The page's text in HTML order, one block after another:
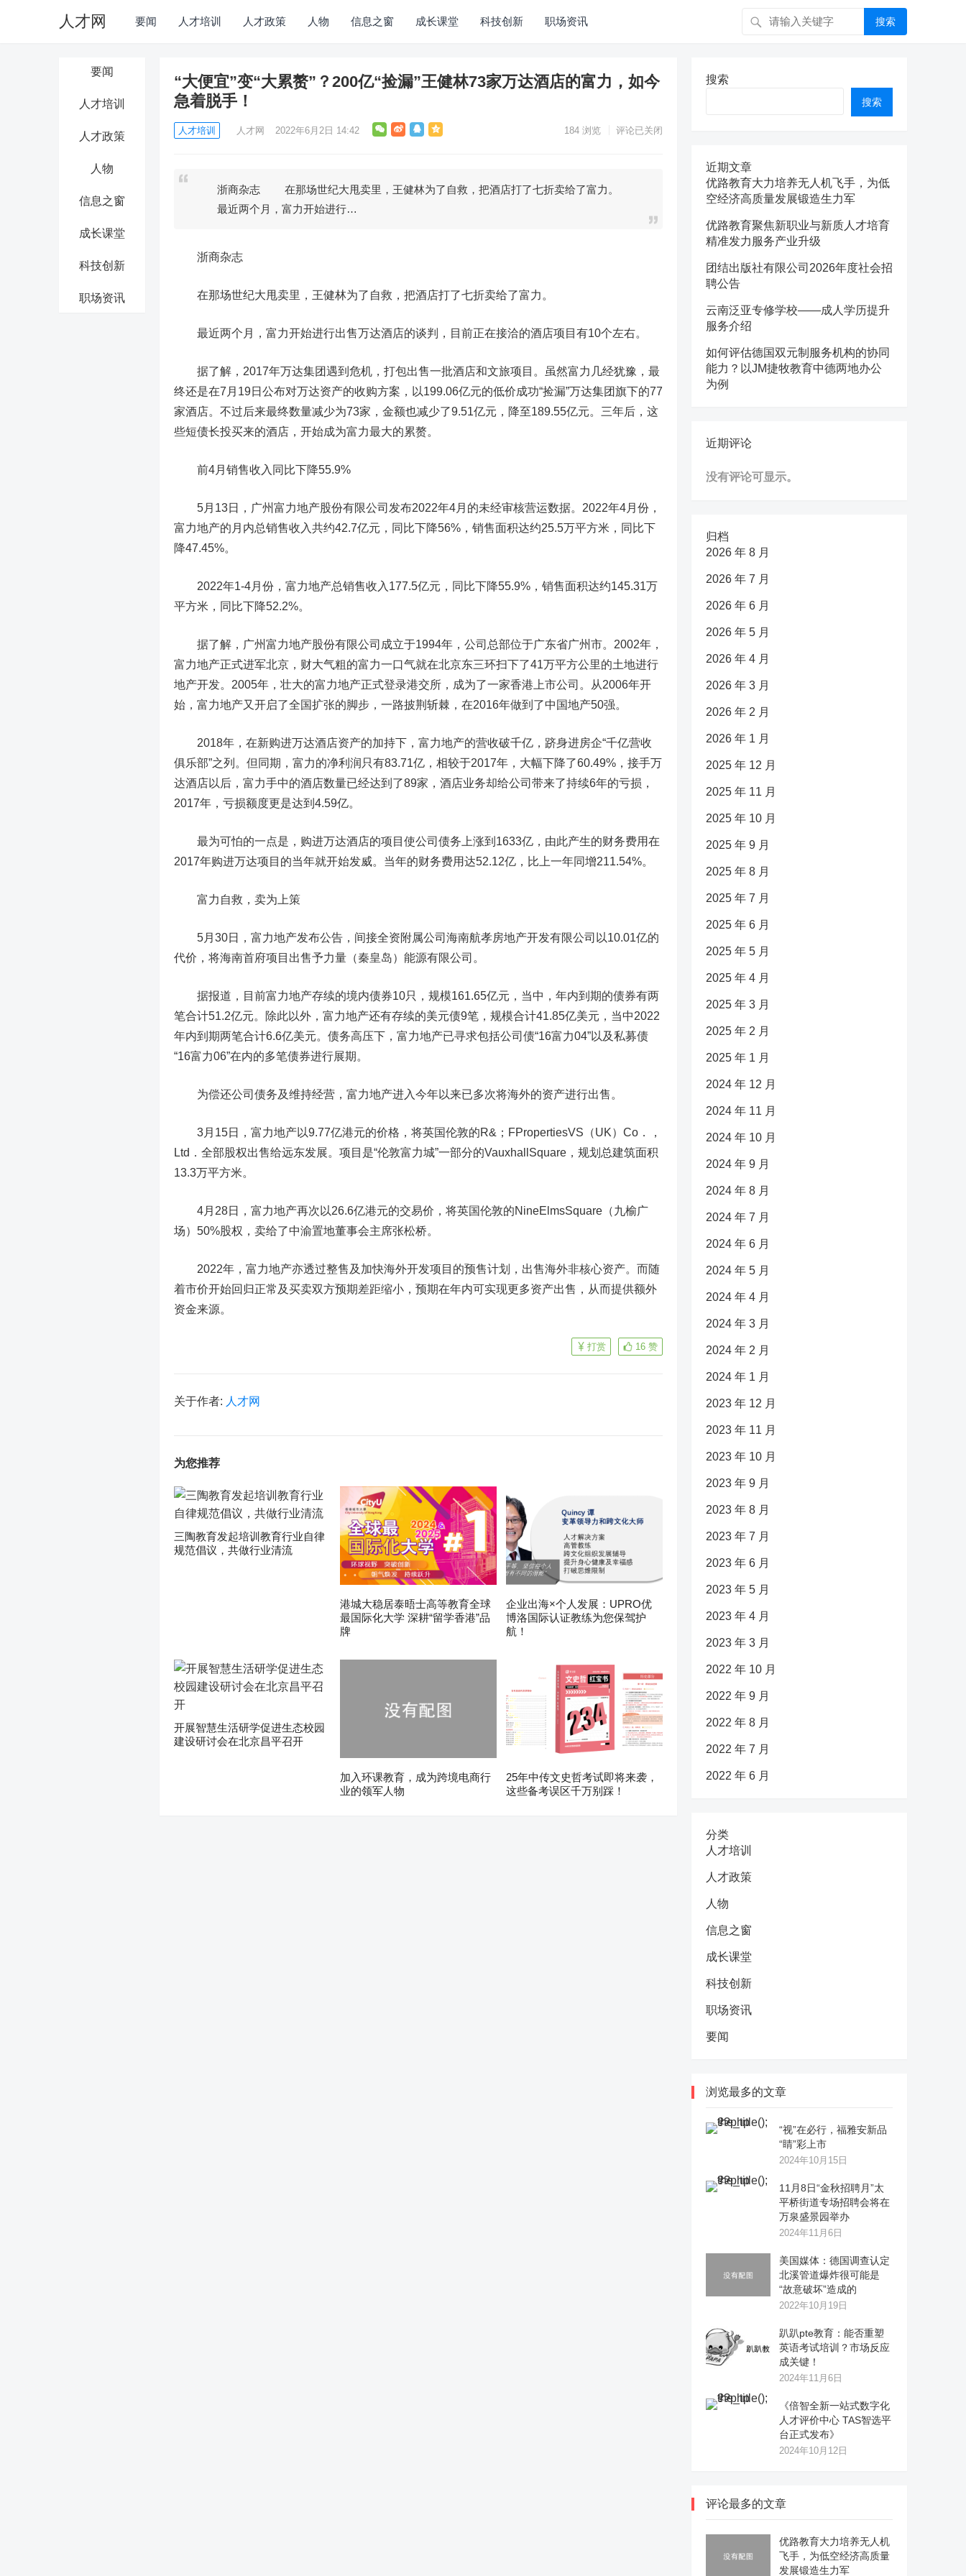
人才网 要闻 人才培训 人才政策 人物 信息之窗 成长课堂 科技创新 职场资讯 搜索
要闻
人才培训
人才政策
人物
信息之窗
成长课堂
科技创新
职场资讯
“大便宜”变“大累赘”？200亿“捡漏”王健林73家万达酒店的富力，如今
急着脱手！
人才培训 人才网 2022年6月2日 14:42 184 浏览 评论已关闭
浙商杂志 在那场世纪大甩卖里，王健林为了自救，把酒店打了七折卖给了富力。
最近两个月，富力开始进行…
浙商杂志
在那场世纪大甩卖里，王健林为了自救，把酒店打了七折卖给了富力。
最近两个月，富力开始进行出售万达酒店的谈判，目前正在接洽的酒店项目有10个左右。
据了解，2017年万达集团遇到危机，打包出售一批酒店和文旅项目。虽然富力几经犹豫，最
终还是在7月19日公布对万达资产的收购方案，以199.06亿元的低价成功“捡漏”万达集团旗下的77
家酒店。不过后来最终数量减少为73家，金额也减少了9.51亿元，降至189.55亿元。三年后，这
些短债长投买来的酒店，开始成为富力最大的累赘。
前4月销售收入同比下降55.9%
5月13日，广州富力地产股份有限公司发布2022年4月的未经审核营运数据。2022年4月份，
富力地产的月内总销售收入共约42.7亿元，同比下降56%，销售面积达约25.5万平方米，同比下
降47.45%。
2022年1-4月份，富力地产总销售收入177.5亿元，同比下降55.9%，销售面积达约145.31万
平方米，同比下降52.2%。
据了解，广州富力地产股份有限公司成立于1994年，公司总部位于广东省广州市。2002年，
富力地产正式进军北京，财大气粗的富力一口气就在北京东三环扫下了41万平方公里的土地进行
地产开发。2005年，壮大的富力地产正式登录港交所，成为了一家香港上市公司。从2006年开
始，富力地产又开启了全国扩张的脚步，一路披荆斩棘，在2016年做到了中国地产50强。
2018年，在新购进万达酒店资产的加持下，富力地产的营收破千亿，跻身进房企“千亿营收
俱乐部”之列。但同期，富力的净利润只有83.71亿，相较于2017年，大幅下降了60.49%，接手万
达酒店以后，富力手中的酒店数量已经达到了89家，酒店业务却给公司带来了持续6年的亏损，
2017年，亏损额度更是达到4.59亿。
最为可怕的一点是，购进万达酒店的项目使公司债务上涨到1633亿，由此产生的财务费用在
2017年购进万达项目的当年就开始发威。当年的财务费用达52.12亿，比上一年同增211.54%。
富力自救，卖为上策
5月30日，富力地产发布公告，间接全资附属公司海南航孝房地产开发有限公司以10.01亿的
代价，将海南首府项目出售予力量（秦皇岛）能源有限公司。
据报道，目前富力地产存续的境内债券10只，规模161.65亿元，当中，年内到期的债券有两
笔合计51.2亿元。除此以外，富力地产还有存续的美元债9笔，规模合计41.85亿美元，当中2022
年内到期两笔合计6.6亿美元。债务高压下，富力地产已寻求包括公司债“16富力04”以及私募债
“16富力06”在内的多笔债券进行展期。
为偿还公司债务及维持经营，富力地产进入今年以来已多次将海外的资产进行出售。
3月15日，富力地产以9.77亿港元的价格，将英国伦敦的R&；FPropertiesVS（UK）Co．，
Ltd．全部股权出售给远东发展。项目是“伦敦富力城”一部分的VauxhallSquare，规划总建筑面积
13.3万平方米。
4月28日，富力地产再次以26.6亿港元的交易价，将英国伦敦的NineElmsSquare（九榆广
场）50%股权，卖给了中渝置地董事会主席张松桥。
2022年，富力地产亦透过整售及加快海外开发项目的预售计划，出售海外非核心资产。而随
着市价开始回归正常及买卖双方预期差距缩小，预期在年内可实现更多资产出售，从而提供额外
资金来源。
16 赞
打赏
关于作者: 人才网
为您推荐
三陶教育发起培训教育行业自律
规范倡议，共做行业清流
港城大稳居泰晤士高等教育全球
最国际化大学 深耕“留学香港”品
牌
企业出海×个人发展：UPRO优
博洛国际认证教练为您保驾护
航！
开展智慧生活研学促进生态校园
建设研讨会在北京昌平召开
加入环课教育，成为跨境电商行
业的领军人物
25年中传文史哲考试即将来袭，
这些备考误区千万别踩！
搜索
搜索
近期文章
优路教育大力培养无人机飞手，为低
空经济高质量发展锻造生力军
优路教育聚焦新职业与新质人才培育
精准发力服务产业升级
团结出版社有限公司2026年度社会招
聘公告
云南泛亚专修学校——成人学历提升
服务介绍
如何评估德国双元制服务机构的协同
能力？以JM捷牧教育中德两地办公
为例
近期评论
没有评论可显示。
归档
2026 年 8 月
2026 年 7 月
2026 年 6 月
2026 年 5 月
2026 年 4 月
2026 年 3 月
2026 年 2 月
2026 年 1 月
2025 年 12 月
2025 年 11 月
2025 年 10 月
2025 年 9 月
2025 年 8 月
2025 年 7 月
2025 年 6 月
2025 年 5 月
2025 年 4 月
2025 年 3 月
2025 年 2 月
2025 年 1 月
2024 年 12 月
2024 年 11 月
2024 年 10 月
2024 年 9 月
2024 年 8 月
2024 年 7 月
2024 年 6 月
2024 年 5 月
2024 年 4 月
2024 年 3 月
2024 年 2 月
2024 年 1 月
2023 年 12 月
2023 年 11 月
2023 年 10 月
2023 年 9 月
2023 年 8 月
2023 年 7 月
2023 年 6 月
2023 年 5 月
2023 年 4 月
2023 年 3 月
2022 年 10 月
2022 年 9 月
2022 年 8 月
2022 年 7 月
2022 年 6 月
分类
人才培训
人才政策
人物
信息之窗
成长课堂
科技创新
职场资讯
要闻
浏览最多的文章
“视”在必行，福雅安新品
“睛”彩上市
2024年10月15日
11月8日“金秋招聘月”太
平桥街道专场招聘会将在
万泉盛景园举办
2024年11月6日
美国媒体：德国调查认定
北溪管道爆炸很可能是
“故意破坏”造成的
2022年10月19日
趴趴pte教育：能否重塑
英语考试培训？市场反应
成关键！
2024年11月6日
《倍智全新一站式数字化
人才评价中心 TAS智选平
台正式发布》
2024年10月12日
评论最多的文章
优路教育大力培养无人机
飞手，为低空经济高质量
发展锻造生力军